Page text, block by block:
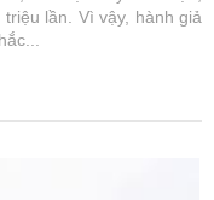
lần. Vì vậy, hành giả